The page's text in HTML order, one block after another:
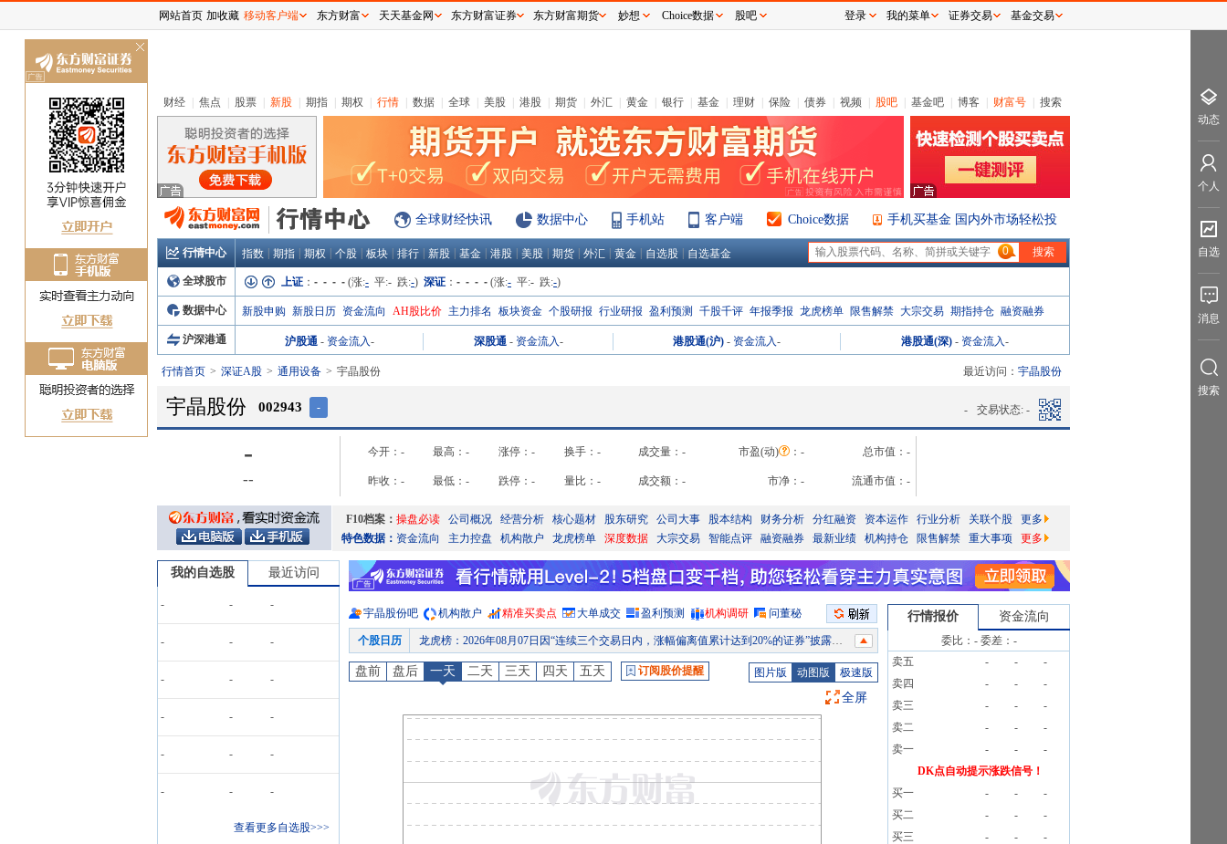
财经 焦点 股票 新股 期指 期权 行情 数据 全球 美股 港股 期货 外汇 黄金 银行 基金 理财 保险 债券 视频 股吧 基金吧 博客 财富号 搜索
全球财经快讯 数据中心 手机站 客户端 Choice数据 手机买基金 国内外市场轻松投
行情中心 指数 期指 期权 个股 板块 排行 新股 基金 港股 美股 期货 外汇 黄金 自选股 自选基金 0
全球股市 上证 ： - - - - (涨:- 平:- 跌:-) 深证 ： - - - - (涨:- 平:- 跌:-)
数据中心 新股申购 新股日历 资金流向 AH股比价 主力排名 板块资金 个股研报 行业研报 盈利预测 千股千评 年报季报 龙虎榜单 限售解禁 大宗交易 期指持仓 融资融券
沪深港通 沪股通 - 资金流入- 深股通 - 资金流入- 港股通(沪) - 资金流入- 港股通(深) - 资金流入-
行情首页 深证A股 通用设备 宇晶股份 最近访问： 宇晶股份
宇晶股份 002943 - - 交易状态: -
-
--
今开： - 最高： - 涨停： - 换手： - 成交量： - 市盈(动) ： - 总市值： -
昨收： - 最低： - 跌停： - 量比： - 成交额： - 市净： - 流通市值： -
F10档案： 操盘必读 公司概况 经营分析 核心题材 股东研究 公司大事 股本结构 财务分析 分红融资 资本运作 行业分析 关联个股
更多
特色数据： 资金流向 主力控盘 机构散户 龙虎榜单 深度数据 大宗交易 智能点评 融资融券 最新业绩 机构持仓 限售解禁 重大事项 更多
我的自选股 最近访问
- - -
- - -
- - -
- - -
- - -
- - -
查看更多自选股>>>
宇晶股份吧 机构散户 精准买卖点 大单成交 盈利预测 机构调研 问董秘
个股日历 龙虎榜 ： 2026年08月07日因“连续三个交易日内，涨幅偏离值累计达到20%的证券”披露龙虎榜信息
公告：2026年07月31日发布《宇晶股份:关于未来三年股东回报规划(2026-2028年)的公告》等12条公告
股权质押
截止2026年07月31日质押总比例6.98%，质押总股数1863.72万股，质押总笔数5笔
股权质押：截止2026年07月24日质押总比例6.98%，质押总股数1863.72万股，质押总笔数5笔
股权质押 ：截止2026年07月17日质押总比例6.98%，质押总股数1863.72万股，质押总笔数5笔
预约披露日：2026年半年报预约2026年08月27日披露
股东大会 ：于2026-08-19召开2026年第三次临时股东大会
盘前 盘后 一天 二天 三天 四天 五天 订阅股价提醒 图片版 动图版 极速版
全屏
行情报价 资金流向
委比： -委差： -
卖五
- -
-
卖四
- -
-
卖三
- -
-
卖二
- -
-
卖一
- -
-
DK点自动提示涨跌信号！
买一
- -
-
买二
- -
-
买三
- -
-
网站首页 加收藏 移动客户端 东方财富 天天基金网 东方财富证券 东方财富期货 妙想 Choice数据 股吧 登录 我的菜单 证券交易 基金交易
动态
个人
自选
消息
搜索